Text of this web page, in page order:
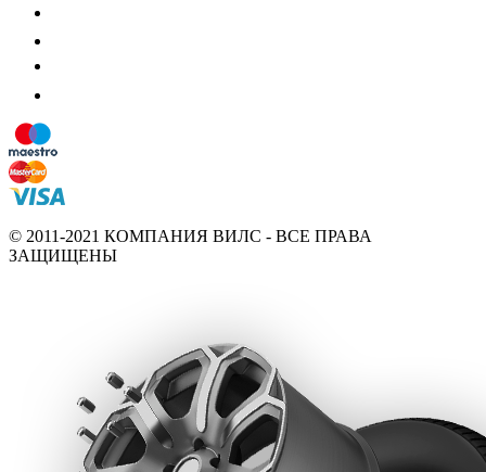
© 2011-2021 КОМПАНИЯ ВИЛС - ВСЕ ПРАВА
ЗАЩИЩЕНЫ